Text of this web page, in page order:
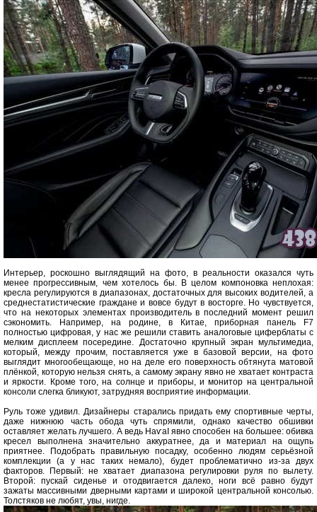
Интерьер, роскошно выглядящий на фото, в реальности оказался чуть
менее прогрессивным, чем хотелось бы. В целом компоновка неплохая:
кресла регулируются в диапазонах, достаточных для высоких водителей, а
среднестатистические граждане и вовсе будут в восторге. Но чувствуется,
что на некоторых элементах производитель в последний момент решил
сэкономить. Например, на родине, в Китае, приборная панель F7
полностью цифровая, у нас же решили ставить аналоговые циферблаты с
мелким дисплеем посередине. Достаточно крупный экран мультимедиа,
который, между прочим, поставляется уже в базовой версии, на фото
выглядит многообещающе, но на деле его поверхность обтянута матовой
плёнкой, которую нельзя снять, а самому экрану явно не хватает контраста
и яркости. Кроме того, на солнце и приборы, и монитор на центральной
консоли слегка бликуют, затрудняя восприятие информации.
Руль тоже удивил. Дизайнеры старались придать ему спортивные черты,
даже нижнюю часть обода чуть спрямили, однако качество обшивки
оставляет желать лучшего. А ведь НаѵаІ явно способен на большее: обивка
кресел выполнена значительно аккуратнее, да и материал на ощупь
приятнее. Подобрать правильную посадку, особенно людям серьёзной
комплекции (а у нас таких немало), будет проблематично из-за двух
факторов. Первый: не хватает диапазона регулировки руля по вылету.
Второй: пускай сиденье и отодвигается далеко, ноги всё равно будут
зажаты массивными дверными картами и широкой центральной консолью.
Толстяков не любят, увы, нигде.